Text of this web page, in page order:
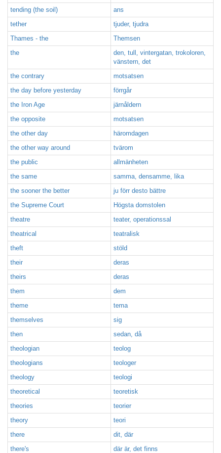
tending (the soil)
ans
tether
tjuder, tjudra
Thames - the
Themsen
the
den, tull, vintergatan, trokoloren,
vänstern, det
the contrary
motsatsen
the day before yesterday
förrgår
the Iron Age
järnåldern
the opposite
motsatsen
the other day
häromdagen
the other way around
tvärom
the public
allmänheten
the same
samma, densamme, lika
the sooner the better
ju förr desto bättre
the Supreme Court
Högsta domstolen
theatre
teater, operationssal
theatrical
teatralisk
theft
stöld
their
deras
theirs
deras
them
dem
theme
tema
themselves
sig
then
sedan, då
theologian
teolog
theologians
teologer
theology
teologi
theoretical
teoretisk
theories
teorier
theory
teori
there
dit, där
there's
där är, det finns